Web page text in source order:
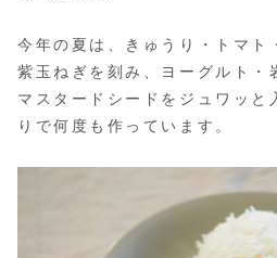
今年の夏は、きゅうり・トマト
紫玉ねぎを刻み、ヨーグルト・
マスタードシードをジュワッと
りで何度も作っています。